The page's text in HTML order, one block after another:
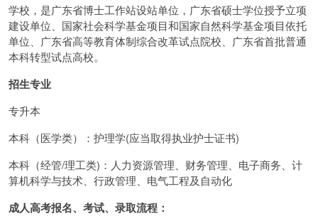
学校，是广东省博士工作站设站单位，广东省硕士学位授予立项
建设单位、国家社会科学基金项目和国家自然科学基金项目依托
单位、广东省高等教育体制综合改革试点院校、广东省首批普通
本科转型试点高校。
招生专业
专升本
本科（医学类）：护理学(应当取得执业护士证书)
本科（经管/理工类)：人力资源管理、财务管理、电子商务、计
算机科学与技术、行政管理、电气工程及自动化
成人高考报名、考试、录取流程：